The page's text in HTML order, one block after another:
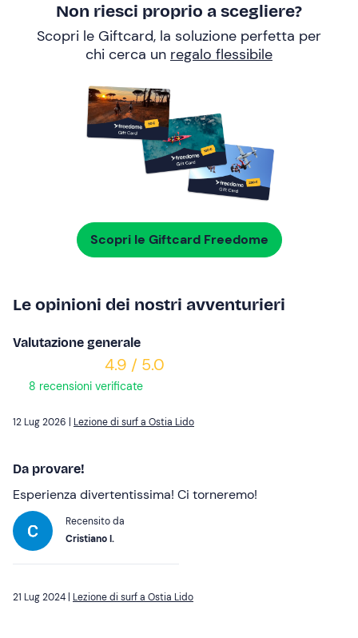
Non riesci proprio a scegliere?
Scopri le Giftcard, la soluzione perfetta per
chi cerca un regalo flessibile
Scopri le Giftcard Freedome
Le opinioni dei nostri avventurieri
Valutazione generale
4.9 / 5.0
8 recensioni verificate
12 Lug 2026 | Lezione di surf a Ostia Lido
Da provare!
Esperienza divertentissima! Ci torneremo!
Recensito da
Cristiano I.
21 Lug 2024 | Lezione di surf a Ostia Lido